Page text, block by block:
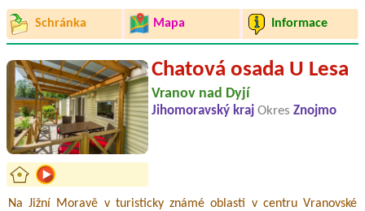
Schránka Mapa Informace
Chatová osada U Lesa
Vranov nad Dyjí
Jihomoravský kraj Okres Znojmo
Na Jižní Moravě v turisticky známé oblasti v centru Vranovské